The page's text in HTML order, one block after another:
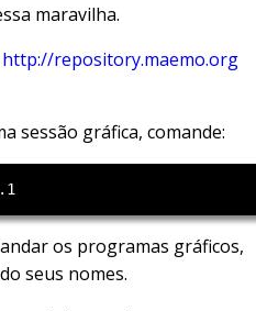
maravilha.
http://repository.maemo.org
sessão gráfica, comande:
os programas gráficos,
seus nomes.